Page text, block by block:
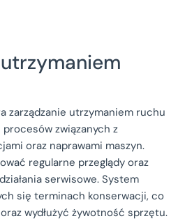
zarządzanie utrzymaniem ruchu
związanych z
oraz naprawami maszyn.
regularne przeglądy oraz
serwisowe. System
się terminach konserwacji, co
wydłużyć żywotność sprzętu.